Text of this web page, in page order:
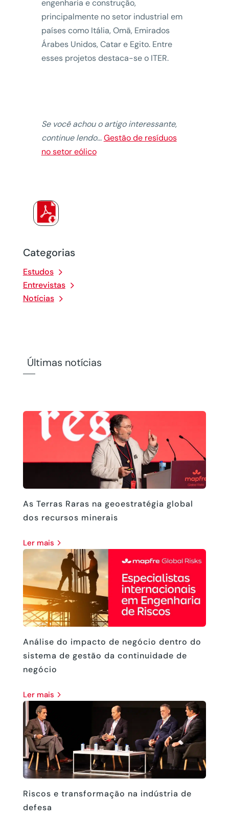
Categorias
Estudos
Entrevistas
Notícias
engenharia e construção,
principalmente no setor industrial em
países como Itália, Omã, Emirados
Árabes Unidos, Catar e Egito. Entre
esses projetos destaca-se o ITER.
Se você achou o artigo interessante,
continue lendo…Gestão de resíduos
no setor eólico
Últimas notícias
As Terras Raras na geoestratégia global
dos recursos minerais
ler mais
Análise do impacto de negócio dentro do
sistema de gestão da continuidade de
negócio
ler mais
Riscos e transformação na indústria de
defesa